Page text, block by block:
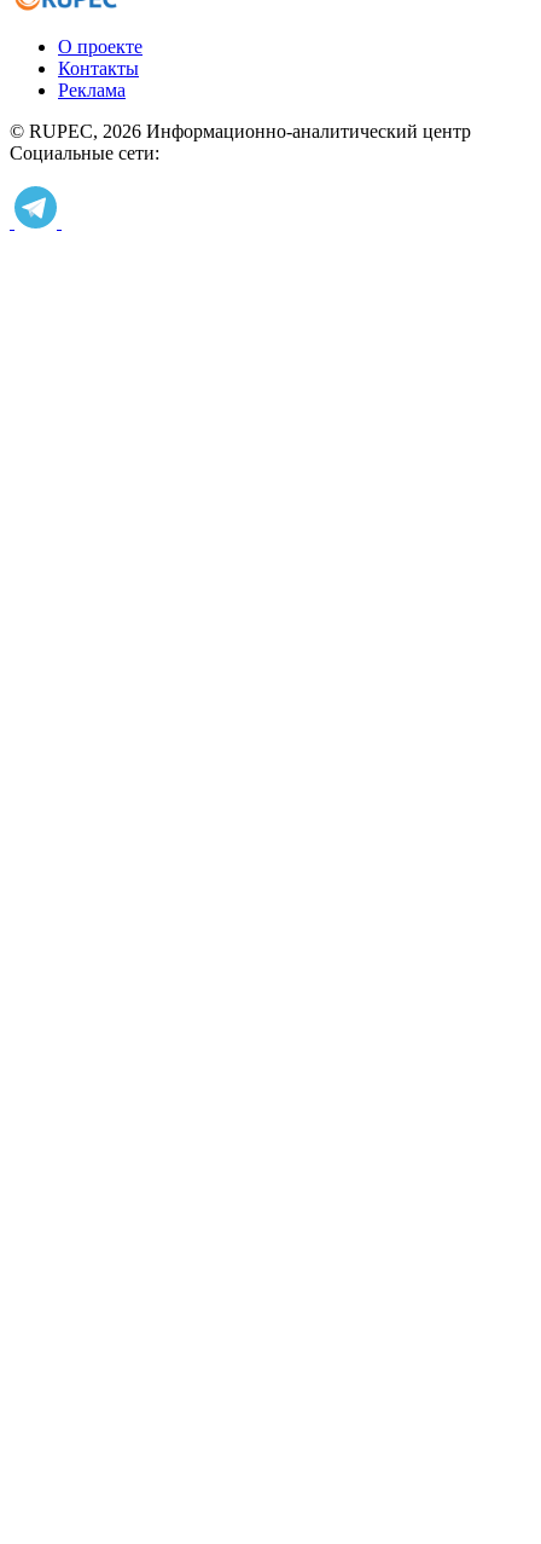
О проекте
Контакты
Реклама
© RUPEC, 2026 Информационно-аналитический центр
Социальные сети: